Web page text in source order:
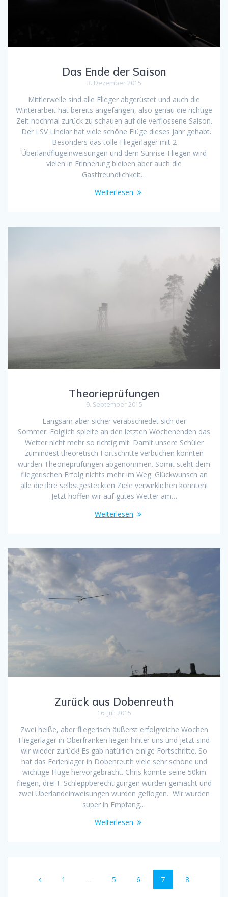
Das Ende der Saison
3. Dezember 2015
Mittlerweile sind alle Flieger abgerüstet und auch die
Winterarbeit hat bereits angefangen, also genau die richtige
Zeit nochmal zurück zu schauen auf die verflossene Saison.
Der LSV Lindlar hat viele schöne Flüge dieses Jahr gehabt.
Besonders das tolle Fliegerlager mit 2
Überlandflugeinweisungen und dem Sunrise-Fliegen wird
vielen in Erinnerung bleiben aber auch die
Gastfreundlichkeit…
Weiterlesen
Theorieprüfungen
9. September 2015
Langsam aber sicher verabschiedet sich der
Sommer. Folglich spielte an den letzten Wochenenden das
Wetter nicht mehr so richtig mit. Damit unsere Schüler
zumindest theoretisch Fortschritte verbuchen konnten
wurden Theorieprüfungen abgenommen. Somit steht dem
fliegerischen Erfolg nichts mehr im Weg. Glückwunsch an
alle die ihre selbstgesteckten Ziele verwirklichen konnten!
Jetzt hoffen wir auf gutes Wetter am…
Weiterlesen
Zurück aus Dobenreuth
16. Juli 2015
Zwei heiße, aber fliegerisch äußerst erfolgreiche Wochen
Fliegerlager in Oberfranken liegen hinter uns und jetzt sind
wir wieder zurück! Es gab natürlich einige Fortschritte. So
hat das Ferienlager in Dobenreuth viele sehr schöne und
wichtige Flüge hervorgebracht. Chris konnte seine 50km
fliegen, drei F-Schleppberechtigungen wurden gemacht und
zwei Überlandeinweisungen wurden geflogen. Wir wurden
super in Empfang…
Weiterlesen
Beitragsnavigation
Seite
1 … Seite
5 Seite
6 Seite
7 Seite
8